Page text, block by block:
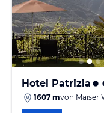
Hotel Patrizia
1607 mvon Maiser